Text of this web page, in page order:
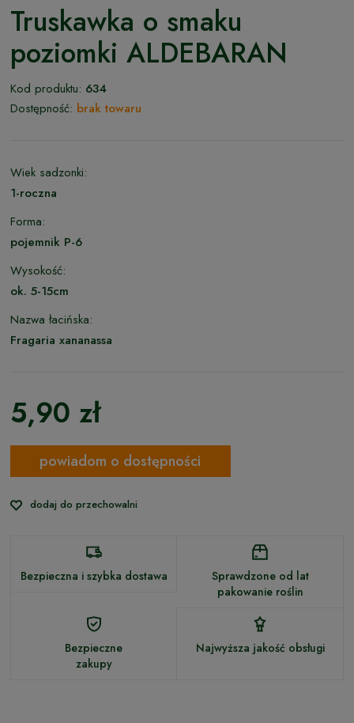
Truskawka o smaku
poziomki ALDEBARAN
Kod produktu: 634
Dostępność: brak towaru
Wiek sadzonki:
1-roczna
Forma:
pojemnik P-6
Wysokość:
ok. 5-15cm
Nazwa łacińska:
Fragaria xananassa
5,90 zł
powiadom o dostępności
dodaj do przechowalni
Bezpieczna i szybka dostawa
Sprawdzone od lat
pakowanie roślin
Bezpieczne
zakupy
Najwyższa jakość obsługi